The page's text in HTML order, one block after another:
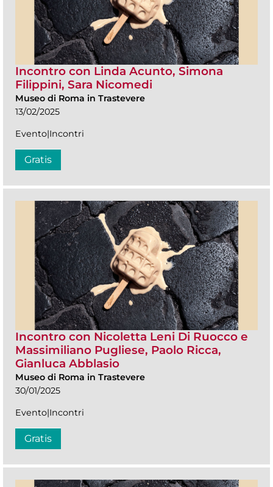
Incontro con Linda Acunto, Simona
Filippini, Sara Nicomedi
Museo di Roma in Trastevere
13/02/2025
Evento|Incontri
Gratis
Incontro con Nicoletta Leni Di Ruocco e
Massimiliano Pugliese, Paolo Ricca,
Gianluca Abblasio
Museo di Roma in Trastevere
30/01/2025
Evento|Incontri
Gratis